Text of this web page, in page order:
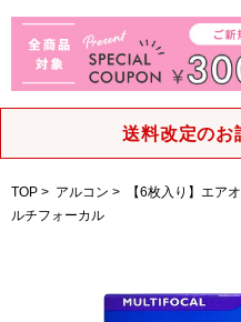
送料改定のお
TOP > アルコン >
【6枚入り】エア
ルチフォーカル